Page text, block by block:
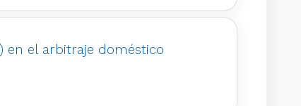
en el arbitraje doméstico